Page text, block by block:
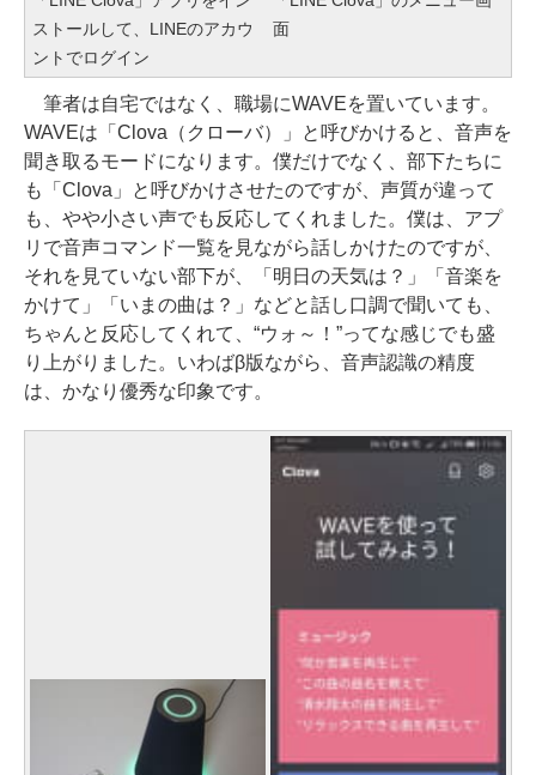
ストールして、LINEのアカウ
ントでログイン
面
筆者は自宅ではなく、職場にWAVEを置いています。
WAVEは「Clova（クローバ）」と呼びかけると、音声を
聞き取るモードになります。僕だけでなく、部下たちに
も「Clova」と呼びかけさせたのですが、声質が違って
も、やや小さい声でも反応してくれました。僕は、アプ
リで音声コマンド一覧を見ながら話しかけたのですが、
それを見ていない部下が、「明日の天気は？」「音楽を
かけて」「いまの曲は？」などと話し口調で聞いても、
ちゃんと反応してくれて、“ウォ～！”ってな感じでも盛
り上がりました。いわばβ版ながら、音声認識の精度
は、かなり優秀な印象です。